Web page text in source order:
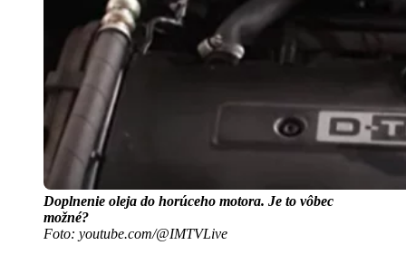
Doplnenie oleja do horúceho motora. Je to vôbec
možné?
Foto: youtube.com/@IMTVLive